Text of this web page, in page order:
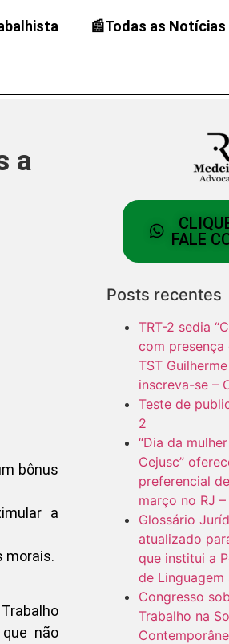
📰Todas as Notícias
a
bônus
a
morais.
não
FALE
Posts recentes
TRT-2 sedia
com
TST
inscreva-se –
Teste de
2
“Dia da
Cejusc”
preferencial
março no RJ
Glossário
atualizado
que institui a
de Linguagem
Congresso
Trabalho na